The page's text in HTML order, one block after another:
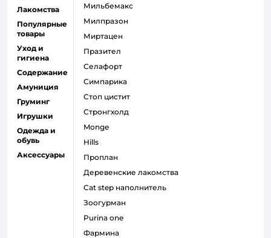
Лакомства
Популярные
товары
Уход и
гигиена
Содержание
Амуниция
Груминг
Игрушки
Одежда и
обувь
Аксессуары
мильбемакс
милпразон
миртацен
празител
селафорт
симпарика
стоп цистит
стронгхолд
monge
hills
проплан
деревенские лакомства
cat step наполнитель
зоогурман
purina one
фармина